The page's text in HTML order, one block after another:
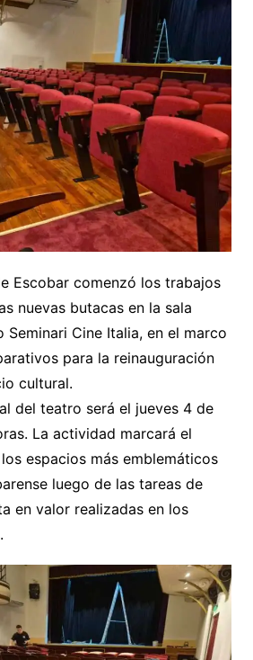
Escobar comenzó los trabajos
nuevas butacas en la sala
Seminari Cine Italia, en el marco
para la reinauguración
cultural.
del teatro será el jueves 4 de
La actividad marcará el
espacios más emblemáticos
luego de las tareas de
en valor realizadas en los